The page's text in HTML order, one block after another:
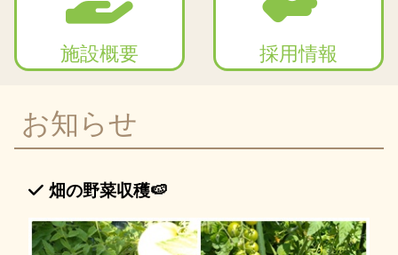
施設概要 採用情報
お知らせ
畑の野菜収穫🍉